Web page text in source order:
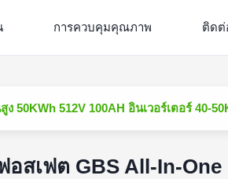
การควบคุมคุณภาพ ติดต่
50KWh 512V 100AH อินเวอร์เตอร์ 40-
อสเฟต GBS All-In-